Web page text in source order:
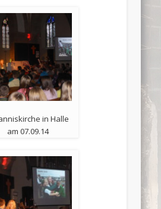
in Halle
am 07.09.14